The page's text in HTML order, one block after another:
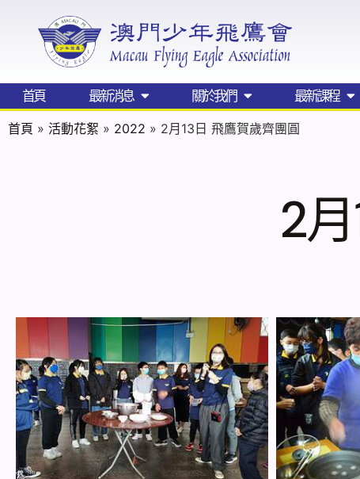
首頁 最新消息 關於我們 最新課程
首頁 » 活動花絮 » 2022 » 2月13日 飛鷹賀歲齊團圓
2